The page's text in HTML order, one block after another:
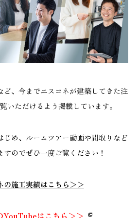
ど、今までエスコネが建築してきた注
いただけるよう掲載しています。
じめ、ルームツアー動画や間取りなど
すのでぜひ一度ご覧ください！
の施工実績はこちら＞＞
YouTubeはこちら＞＞